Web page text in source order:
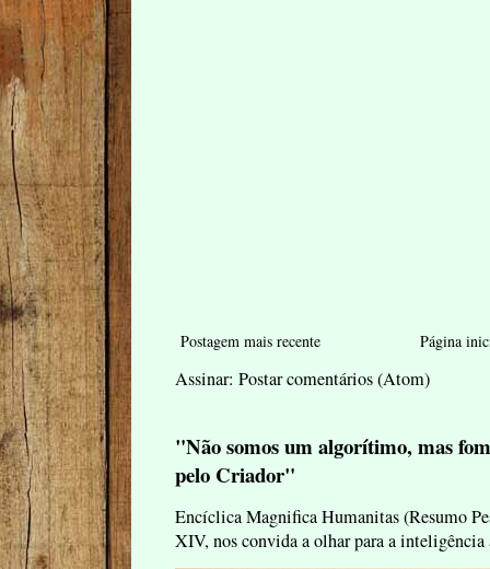
Postagem mais recente Página
Assinar: Postar comentários (Atom)
"Não somos um algorítimo, mas
pelo Criador"
Encíclica Magnifica Humanitas (Resumo
XIV, nos convida a olhar para a